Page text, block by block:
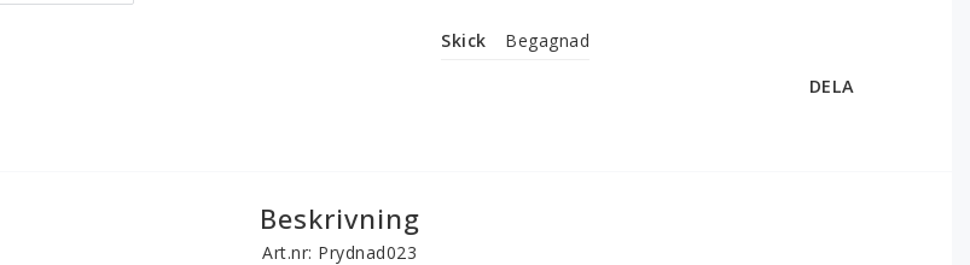
Skick
Begagnad
DELA
Beskrivning
Art.nr: Prydnad023